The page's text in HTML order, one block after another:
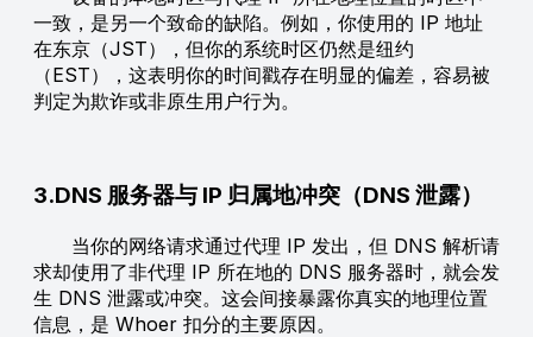
一致，是另一个致命的缺陷。例如，你使用的 IP 地址
在东京（JST），但你的系统时区仍然是纽约
（EST），这表明你的时间戳存在明显的偏差，容易被
判定为欺诈或非原生用户行为。
3.DNS 服务器与 IP 归属地冲突（DNS 泄露）
当你的网络请求通过代理 IP 发出，但 DNS 解析请
求却使用了非代理 IP 所在地的 DNS 服务器时，就会发
生 DNS 泄露或冲突。这会间接暴露你真实的地理位置
信息，是 Whoer 扣分的主要原因。